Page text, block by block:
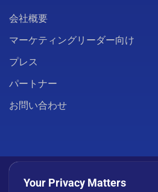
会社概要
マーケティングリーダー向け
プレス
パートナー
お問い合わせ
Your Privacy Matters